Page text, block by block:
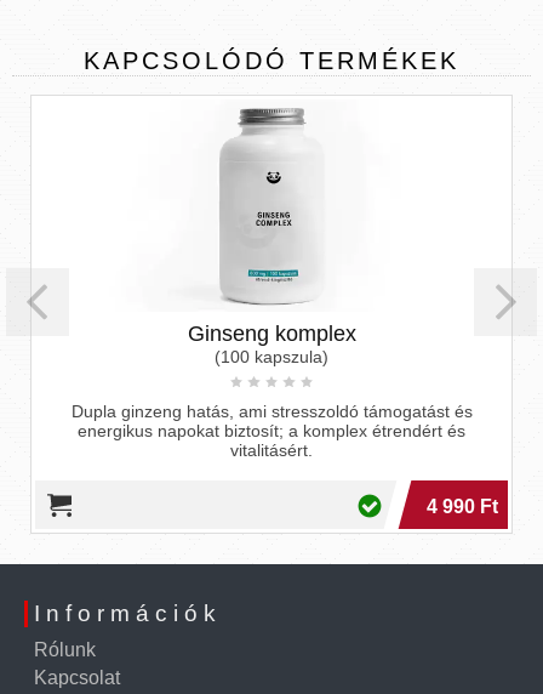
KAPCSOLÓDÓ TERMÉKEK
Ginseng komplex
(100 kapszula)
Dupla ginzeng hatás, ami stresszoldó támogatást és
energikus napokat biztosít; a komplex étrendért és
vitalitásért.
4 990 Ft
Információk
Rólunk
Kapcsolat